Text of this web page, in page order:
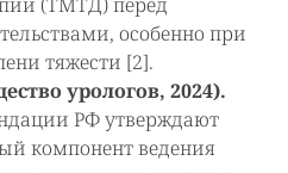
особенно при
тяжести [2].
урологов, 2024).
РФ утверждают
компонент ведения